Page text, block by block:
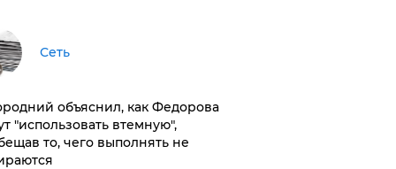
Сеть
объяснил, как Федорова
"использовать втемную",
то, чего выполнять не